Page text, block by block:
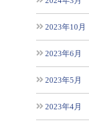
2023年10月
2023年6月
2023年5月
2023年4月